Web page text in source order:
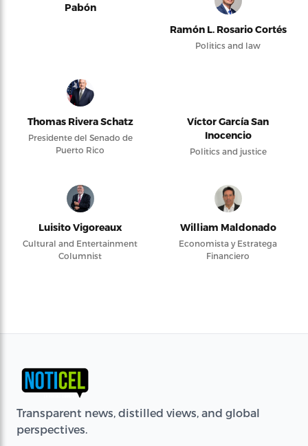
Pabón
Ramón L. Rosario Cortés
Politics and law
Thomas Rivera Schatz
Presidente del Senado de
Puerto Rico
Víctor García San
Inocencio
Politics and justice
Luisito Vigoreaux
Cultural and Entertainment
Columnist
William Maldonado
Economista y Estratega
Financiero
Transparent news, distilled views, and global
perspectives.